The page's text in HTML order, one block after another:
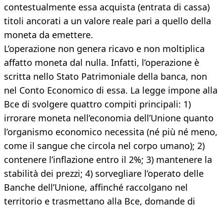
contestualmente essa acquista (entrata di cassa)
titoli ancorati a un valore reale pari a quello della
moneta da emettere.
L’operazione non genera ricavo e non moltiplica
affatto moneta dal nulla. Infatti, l’operazione è
scritta nello Stato Patrimoniale della banca, non
nel Conto Economico di essa. La legge impone alla
Bce di svolgere quattro compiti principali: 1)
irrorare moneta nell’economia dell’Unione quanto
l’organismo economico necessita (né più né meno,
come il sangue che circola nel corpo umano); 2)
contenere l’inflazione entro il 2%; 3) mantenere la
stabilità dei prezzi; 4) sorvegliare l’operato delle
Banche dell’Unione, affinché raccolgano nel
territorio e trasmettano alla Bce, domande di